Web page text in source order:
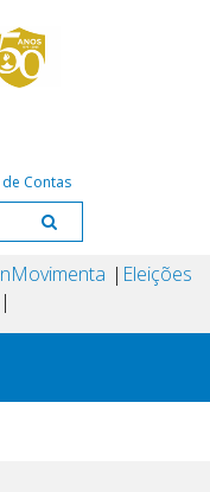
Contas
Movimenta Eleições
JULHO DE 2024